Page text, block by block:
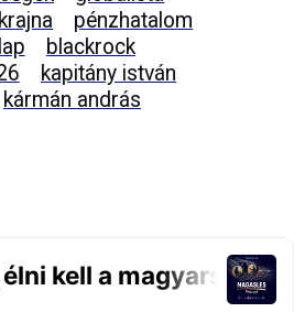
pénzhatalom
blackrock
kapitány istván
kármán andrás